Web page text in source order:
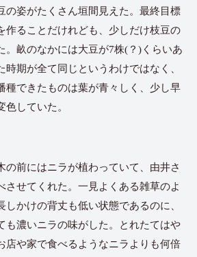
の姿がたくさん垣間見えた。最終目標
作ることだけれども、少しだけ枝豆の
。畝のなかには大豆が7株(？)くらいあ
時期が全て同じというわけではなく、
種できたものは葉が青々しく、少し早
色していた。
の前にはニラが植わっていて、由井さ
させてくれた。一見よくある雑草のよ
しかけの背丈も低い状態であるのに、
も濃いニラの味がした。とれたてはや
店や家で食べるようなニラよりも何倍